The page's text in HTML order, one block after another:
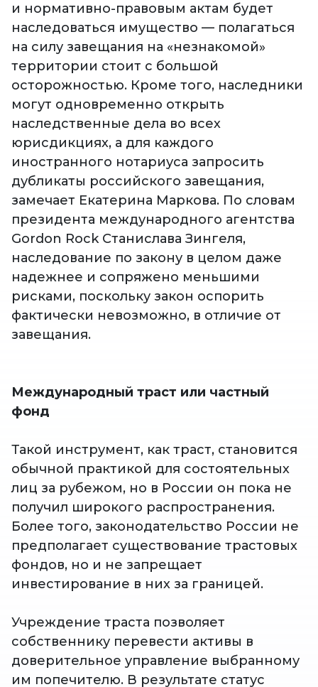
и нормативно-правовым актам будет
наследоваться имущество — полагаться
на силу завещания на «незнакомой»
территории стоит с большой
осторожностью. Кроме того, наследники
могут одновременно открыть
наследственные дела во всех
юрисдикциях, а для каждого
иностранного нотариуса запросить
дубликаты российского завещания,
замечает Екатерина Маркова. По словам
президента международного агентства
Gordon Rock Станислава Зингеля,
наследование по закону в целом даже
надежнее и сопряжено меньшими
рисками, поскольку закон оспорить
фактически невозможно, в отличие от
завещания.
Международный траст или частный
фонд
Такой инструмент, как траст, становится
обычной практикой для состоятельных
лиц за рубежом, но в России он пока не
получил широкого распространения.
Более того, законодательство России не
предполагает существование трастовых
фондов, но и не запрещает
инвестирование в них за границей.
Учреждение траста позволяет
собственнику перевести активы в
доверительное управление выбранному
им попечителю. В результате статус